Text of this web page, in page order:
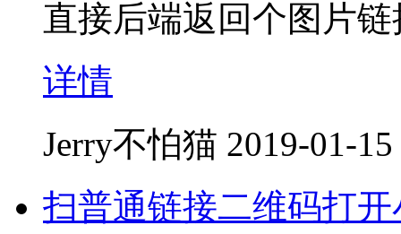
直接后端返回个图片
详情
Jerry不怕猫 2019-01-
扫普通链接二维码打